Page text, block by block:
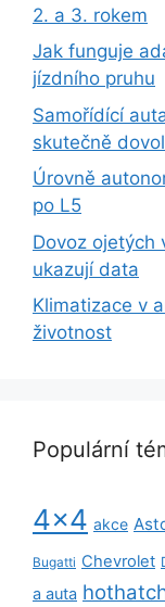
2. a 3. rokem
Jak funguje
jízdního pruhu
Samořídící
skutečně
Úrovně
po L5
Dovoz ojetých
ukazují data
Klimatizace v
životnost
Populární
4x4 akce
Bugatti Chevrolet
a auta